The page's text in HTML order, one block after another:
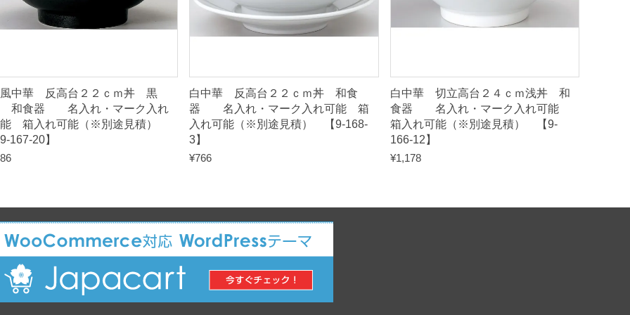
9
-
6
n
t
y
中華 反高台２２ｃｍ丼 黒
和食器 名入れ・マーク入れ
箱入れ可能（※別途見積）
9-167-20】
白中華 反高台２２ｃｍ丼 和食
器 名入れ・マーク入れ可能 箱
入れ可能（※別途見積） 【9-168-
3】
¥766
白中華 切立高台２４ｃｍ浅丼 和
食器 名入れ・マーク入れ可能
箱入れ可能（※別途見積） 【9-
166-12】
¥1,178